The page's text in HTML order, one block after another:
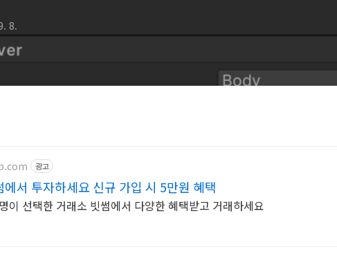
8.
광고
서 투자하세요 신규 가입 시 5만원 혜택
이 선택한 거래소 빗썸에서 다양한 혜택받고 거래하세요